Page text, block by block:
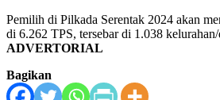
Pemilih di Pilkada Serentak 2024 akan
di 6.262 TPS, tersebar di 1.038
ADVERTORIAL
Bagikan